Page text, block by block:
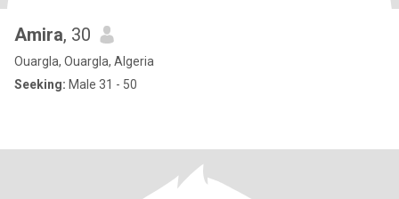
Amira, 30
Ouargla, Ouargla, Algeria
Seeking: Male 31 - 50